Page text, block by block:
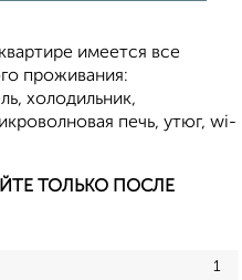
имеется все
проживания:
холодильник,
печь, утюг, wi-
ТОЛЬКО ПОСЛЕ
1